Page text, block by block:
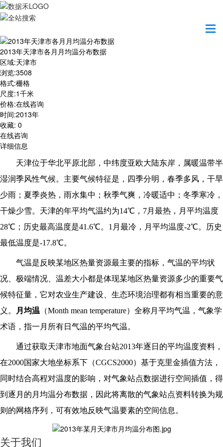
2013年天津市各月月均温分布数据
区域:天津市
浏览:3508
格式:栅格
尺度:1千米
价格:在线咨询
时间:2013年
收藏: 0
在线咨询
详细信息
天津位于华北平原北部，中纬度亚欧大陆东岸，属暖温带半
湿润季风性气候。主要气候特征是，四季分明，春季多风，干旱
少雨；夏季炎热，雨水集中；秋季气爽，冷暖适中；冬季寒冷，
干燥少雪。天津的年平均气温约为14℃，7月最热，月平均温度
28℃；历史最高温度是41.6℃。1月最冷，月平均温度-2℃。历史
最低温度是-17.8℃。
气温是反映某地区热量资源最主要的指标，气温的平均状
况、极端情况、温差大小都是体现某地区热量资源多少的重要气
候特征量，它对农业生产建设、生态环境治理都有相当重要的意
义。
月均温 （Month mean temperature）全称月平均气温，气象学
术语，指一月所有日气温的平均气温。
通过获取天津市地面气象台站2013年逐日的平均温度资料，
在2000国家大地坐标系下（CGCS2000）基于克里金插值方法，
同时结合高程对温度的影响，对气象站点数据进行空间插值，得
到逐月的月均温分布数据，因此将离散的气象站点资料转换为规
则的网格序列，可有效地反映气温要素的空间信息。
关于我们